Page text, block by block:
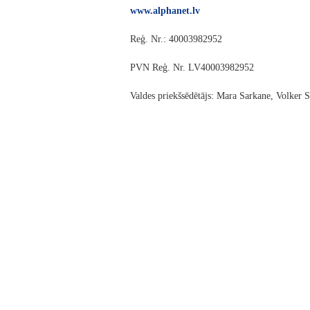
www.alphanet.lv
Reģ. Nr.: 40003982952
PVN Reģ. Nr. LV40003982952
Valdes priekšsēdētājs: Mara Sarkane, Volker